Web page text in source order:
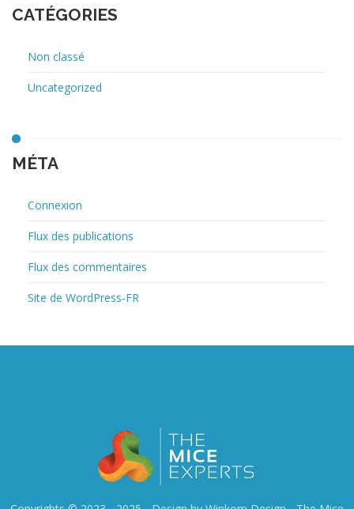
CATÉGORIES
Non classé
Uncategorized
MÉTA
Connexion
Flux des publications
Flux des commentaires
Site de WordPress-FR